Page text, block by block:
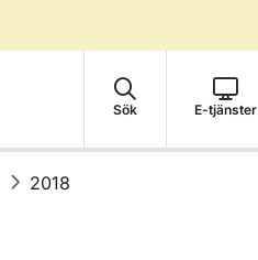
Sök E-tjänster
2018